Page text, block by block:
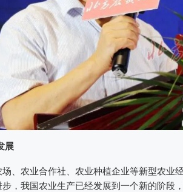
展
、农业合作社、农业种植企业等新型农业
，我国农业生产已经发展到一个新的阶段